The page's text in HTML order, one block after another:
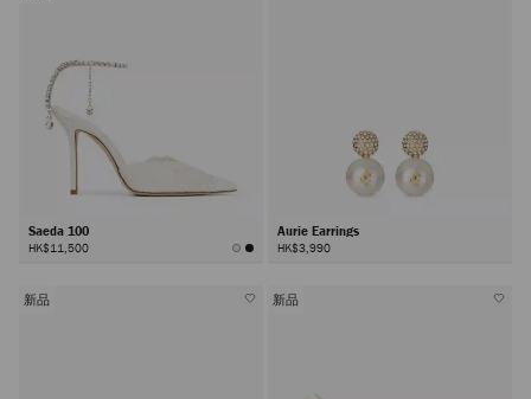
Saeda 100
HK$11,500
Aurie Earrings
HK$3,990
新品 新品